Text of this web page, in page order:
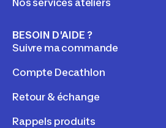
BESOIN D'AIDE ?
Suivre ma commande
Compte Decathlon
Retour & échange
Rappels produits